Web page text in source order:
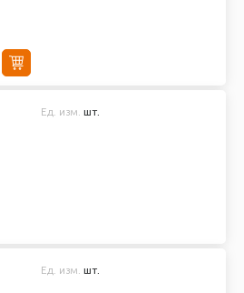
Ед. изм. шт.
Ед. изм. шт.